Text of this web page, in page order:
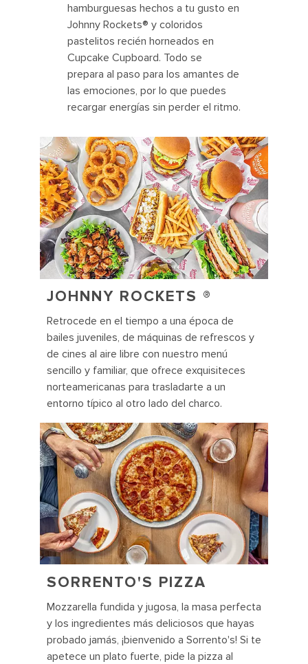
hamburguesas hechos a tu gusto en
Johnny Rockets® y coloridos
pastelitos recién horneados en
Cupcake Cupboard. Todo se
prepara al paso para los amantes de
las emociones, por lo que puedes
recargar energías sin perder el ritmo.
JOHNNY ROCKETS ®
Retrocede en el tiempo a una época de
bailes juveniles, de máquinas de refrescos y
de cines al aire libre con nuestro menú
sencillo y familiar, que ofrece exquisiteces
norteamericanas para trasladarte a un
entorno típico al otro lado del charco.
SORRENTO'S PIZZA
Mozzarella fundida y jugosa, la masa perfecta
y los ingredientes más deliciosos que hayas
probado jamás, ¡bienvenido a Sorrento's! Si te
apetece un plato fuerte, pide la pizza al